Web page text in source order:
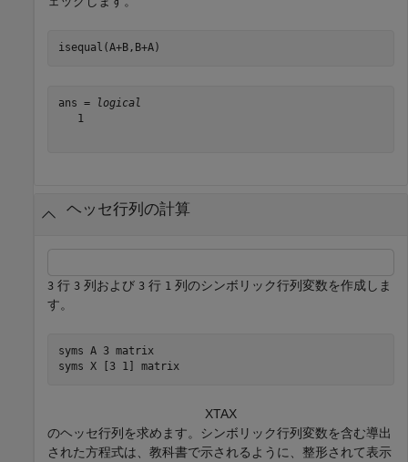
isequal(A+B,B+A)
ans =
logical
   1
ヘッセ行列の計算
3 行 3 列および 3 行 1 列のシンボリック行列変数を作成しま
す。
syms A 3 matrix
syms X [3 1] matrix
XTAX
のヘッセ行列を求めます。シンボリック行列変数を含む導出
された方程式は、教科書で示されるように、整形されて表示